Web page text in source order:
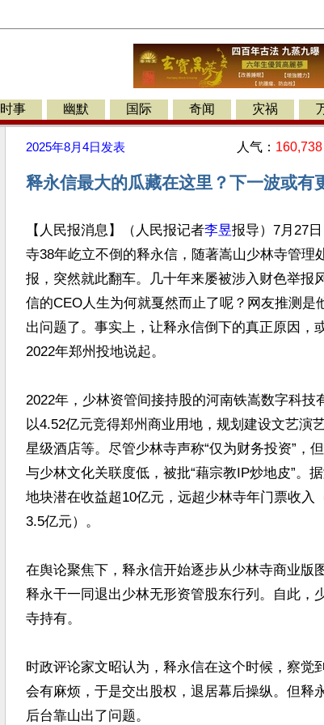
时事 幽默 国际 奇闻 灾祸
2025年8月4日 发表 人气： 160,738
释永信最大的瓜藏在这里？下一波或有
【人民报消息】（人民报记者李昱报导）7月27
寺38年屹立不倒的释永信，随著嵩山少林寺管理
报，突然就此翻车。几十年来屡被涉入财色举报
信的CEO人生为何就戛然而止了呢？网友推测是
出问题了。事实上，让释永信倒下的真正原因，
2022年郑州投地说起。
2022年，少林资管间接持股的河南铁嵩数字科技
以4.52亿元竞得郑州商业用地，规划建设文艺演
星级酒店等。尽管少林寺声称“仅为财务投资”，
与少林文化关联度低，被批“藉宗教IP炒地皮”。
地块潜在收益超10亿元，远超少林寺年门票收入
3.5亿元）。
在舆论聚焦下，释永信开始逐步从少林寺商业版
释永干一同退出少林无形资管股东行列。自此，
寺持有。
时政评论家文昭认为，释永信在这个时候，察觉
会有麻烦，于是交出股权，退居幕后操纵。但释
后台靠山出了问题。